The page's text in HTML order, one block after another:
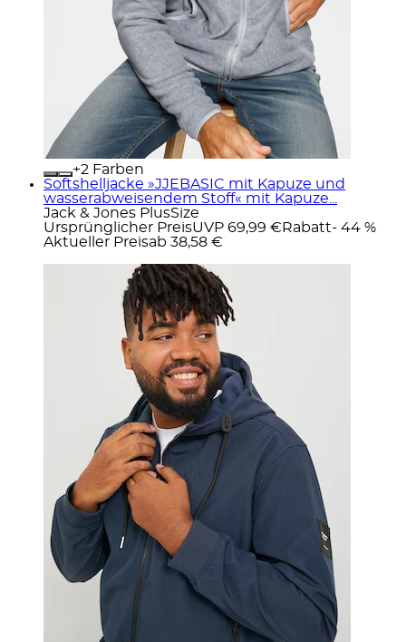
+
Farben
Softshelljacke »JJEBASIC mit Kapuze und
wasserabweisendem Stoff« mit Kapuze...
Jack & Jones PlusSize
Ursprünglicher PreisUVP 69,99 € Rabatt- 44 %
Aktueller Preisab 38,58 €